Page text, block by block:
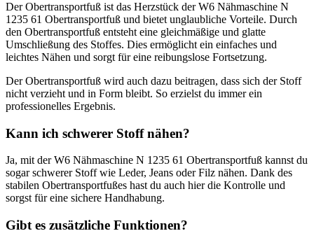
Der Obertransportfuß ist das Herzstück der W6 Nähmaschine N
1235 61 Obertransportfuß und bietet unglaubliche Vorteile. Durch
den Obertransportfuß entsteht eine gleichmäßige und glatte
Umschließung des Stoffes. Dies ermöglicht ein einfaches und
leichtes Nähen und sorgt für eine reibungslose Fortsetzung.
Der Obertransportfuß wird auch dazu beitragen, dass sich der Stoff
nicht verzieht und in Form bleibt. So erzielst du immer ein
professionelles Ergebnis.
Kann ich schwerer Stoff nähen?
Ja, mit der W6 Nähmaschine N 1235 61 Obertransportfuß kannst du
sogar schwerer Stoff wie Leder, Jeans oder Filz nähen. Dank des
stabilen Obertransportfußes hast du auch hier die Kontrolle und
sorgst für eine sichere Handhabung.
Gibt es zusätzliche Funktionen?